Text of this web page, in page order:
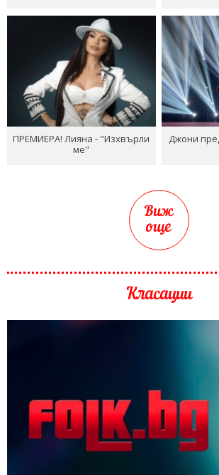
ПРЕМИЕРА! Лияна - "Изхвърли
ме"
Джони
Виж
още
Класации